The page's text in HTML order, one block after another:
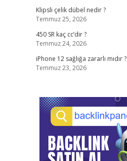
Klipsli çelik dübel nedir ?
Temmuz 25, 2026
450 SR kaç cc’dir ?
Temmuz 24, 2026
iPhone 12 sağlığa zararlı mıdır ?
Temmuz 23, 2026